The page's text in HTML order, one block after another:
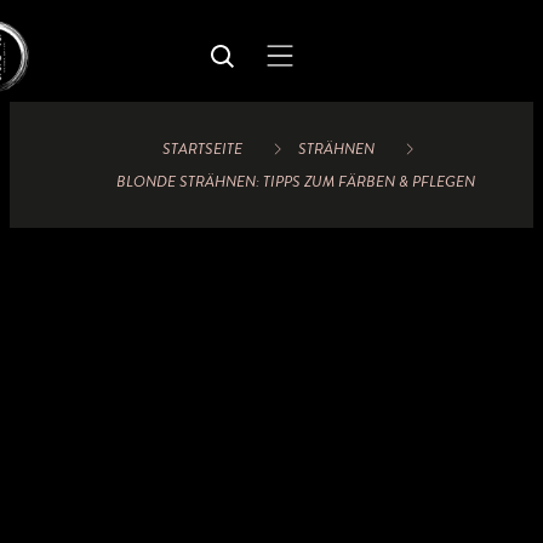
STARTSEITE
STRÄHNEN
BLONDE STRÄHNEN: TIPPS ZUM FÄRBEN & PFLEGEN